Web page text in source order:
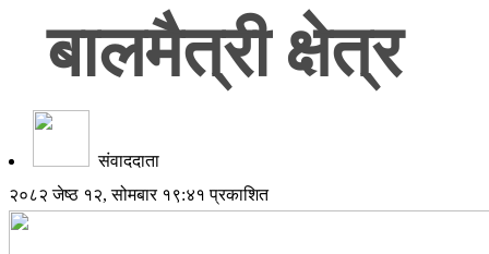
बालमैत्री क्षेत्र
संवाददाता
२०८२ जेष्ठ १२, सोमबार १९:४१ प्रकाशित